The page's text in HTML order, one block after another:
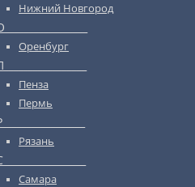
Нижний Новгород
Оренбург
Пенза
Пермь
Рязань
Самара